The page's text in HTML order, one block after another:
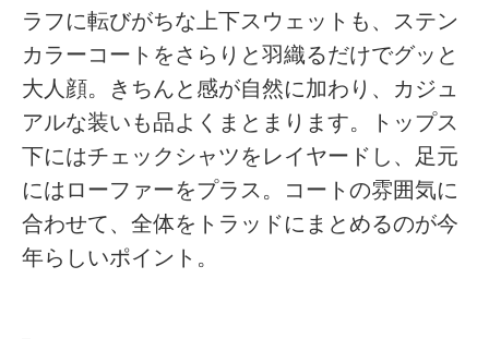
ラフに転びがちな上下スウェットも、ステン
カラーコートをさらりと羽織るだけでグッと
大人顔。きちんと感が自然に加わり、カジュ
アルな装いも品よくまとまります。トップス
下にはチェックシャツをレイヤードし、足元
にはローファーをプラス。コートの雰囲気に
合わせて、全体をトラッドにまとめるのが今
年らしいポイント。